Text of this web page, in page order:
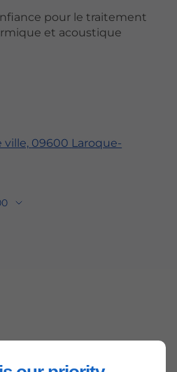
ville, 09600 Laroque-
pour le traitement
et acoustique